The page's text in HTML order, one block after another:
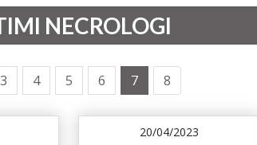
NECROLOGI
3 4 5 6 7 8
20/04/2023